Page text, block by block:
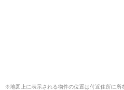
※地図上に表示される物件の位置は付近住所に所